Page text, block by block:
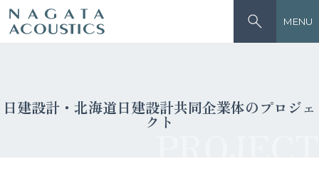
MENU
日建設計・北海道日建設計共同企業体のプロジェ
クト